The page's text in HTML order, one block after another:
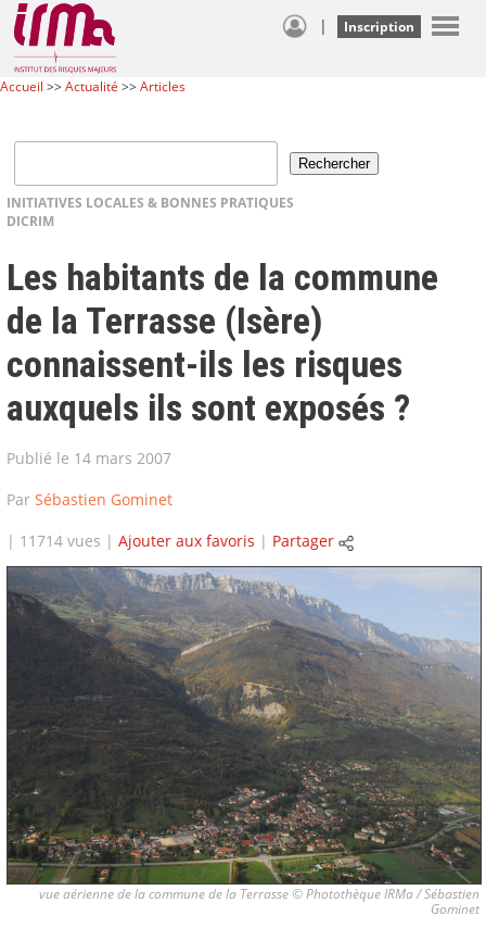
| Inscription
Accueil >>Actualité >>Articles
INITIATIVES LOCALES & BONNES PRATIQUES
DICRIM
Les habitants de la commune
de la Terrasse (Isère)
connaissent-ils les risques
auxquels ils sont exposés ?
Publié le 14 mars 2007
Par Sébastien Gominet
| 11714 vues | Ajouter aux favoris | Partager
vue aérienne de la commune de la Terrasse © Photothèque IRMa / Sébastien
Gominet